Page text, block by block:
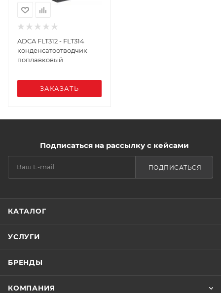
ADCA FLT312 - FLT314
конденсатоотводчик
поплавковый
ЗАКАЗАТЬ
Подписаться на рассылку с кейсами
ПОДПИСАТЬСЯ
КАТАЛОГ
УСЛУГИ
БРЕНДЫ
КОМПАНИЯ